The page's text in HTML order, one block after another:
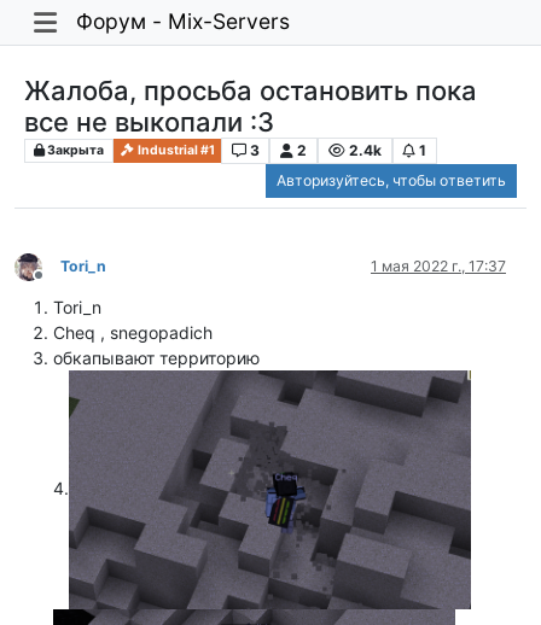
Форум - Mix-Servers
Жалоба, просьба остановить пока
все не выкопали :3
Закрыта Industrial #1 3 2 2.4k
1
Авторизуйтесь, чтобы ответить
Не в сети
Tori_n 1 мая 2022 г., 17:37
Tori_n
Cheq , snegopadich
обкапывают территорию
4.